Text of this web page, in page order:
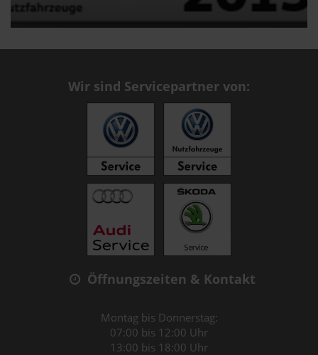
Wir sind Servicepartner von:
Öffnungszeiten & Kontakt
Montag bis Donnerstag:
07:00 bis 12:00 Uhr
13:00 bis 18:00 Uhr